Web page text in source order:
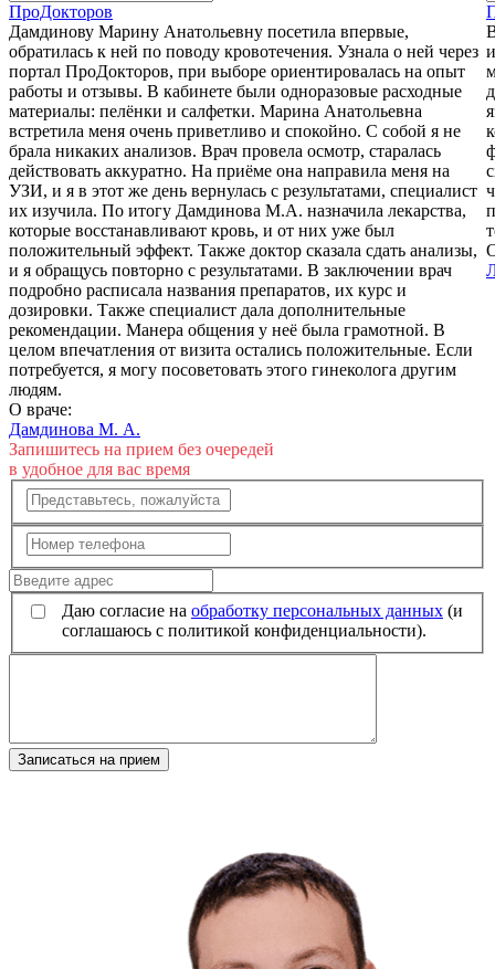
ПроДокторов
Дамдинову Марину Анатольевну посетила впервые,
обратилась к ней по поводу кровотечения. Узнала о ней через
портал ПроДокторов, при выборе ориентировалась на опыт
работы и отзывы. В кабинете были одноразовые расходные
материалы: пелёнки и салфетки. Марина Анатольевна
встретила меня очень приветливо и спокойно. С собой я не
брала никаких анализов. Врач провела осмотр, старалась
действовать аккуратно. На приёме она направила меня на
УЗИ, и я в этот же день вернулась с результатами, специалист
их изучила. По итогу Дамдинова М.А. назначила лекарства,
которые восстанавливают кровь, и от них уже был
положительный эффект. Также доктор сказала сдать анализы,
и я обращусь повторно с результатами. В заключении врач
подробно расписала названия препаратов, их курс и
дозировки. Также специалист дала дополнительные
рекомендации. Манера общения у неё была грамотной. В
целом впечатления от визита остались положительные. Если
потребуется, я могу посоветовать этого гинеколога другим
людям.
О враче:
Дамдинова М. А.
Запишитесь на прием без очередей
в удобное для вас время
Даю согласие на обработку персональных данных (и
соглашаюсь с политикой конфиденциальности).
Записаться на прием